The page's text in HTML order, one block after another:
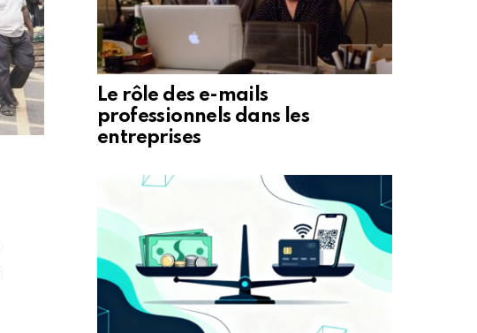
Le rôle des e-mails
professionnels dans les
entreprises